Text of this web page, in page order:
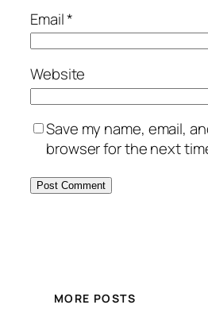
Email*
Website
Save my name, email,
browser for the next
MORE POSTS